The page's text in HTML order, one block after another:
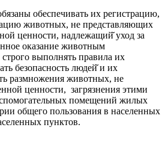
обеспечивать их регистрацию,
животных, не представляющих
ценности, надлежащий̆ уход за
оказание животным
выполнять правила их
безопасность людей̆ и их
размножения животных, не
ценности, загрязнения этими
помещений жилых
общего пользования в населенных
пунктов.